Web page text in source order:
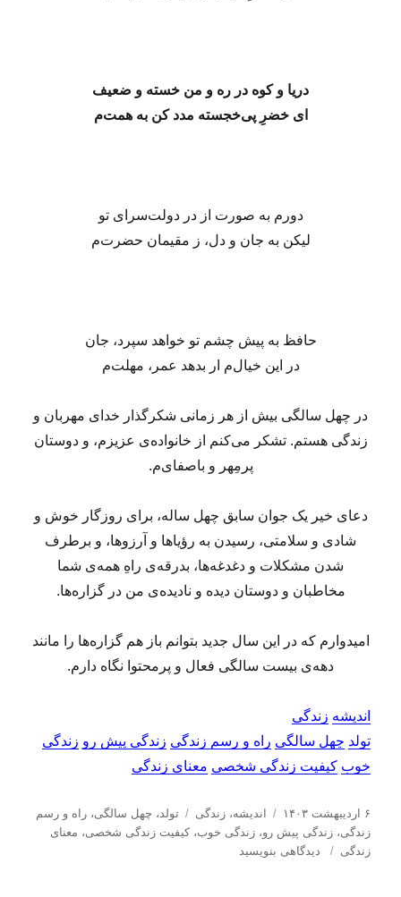
دریا و کوه در ره و من خسته و ضعیف
ای خضرِ پی‌خجسته مدد کن به همت‌م
دورم به صورت از در دولت‌سرای تو
لیکن به جان و دل، ز مقیمان حضرت‌م
حافظ به پیش چشم تو خواهد سپرد، جان
در این خیال‌م ار بدهد عمر، مهلت‌م
در چهل سالگی بیش از هر زمانی شکرگذار خدای مهربان و
زندگی هستم. تشکر می‌کنم از خانواده‌ی عزیزم، و دوستان
پرمِهر و باصفای‌م.
دعای خیر یک جوان سابق چهل ساله، برای روزگار خوش و
شادی و سلامتی، رسیدن به رؤیاها و آرزوها، و برطرف
شدن مشکلات و دغدغه‌ها، بدرقه‌ی راهِ‌ همه‌ی شما
مخاطبان و دوستان دیده و نادیده‌ی من در گزاره‌ها.
امیدوارم که در این سال جدید بتوانم باز هم گزاره‌ها را مانند
دهه‌ی بیست سالگی فعال و پرمحتوا نگاه دارم.
اندیشه زندگی
تولد چهل سالگی راه و رسم زندگی زندگی پیش رو زندگی
خوب کیفیت زندگی شخصی معنای زندگی
ا
ر
س
۶ اردیبهشت ۱۴۰۳
د
س
ت
اندیشه،زندگی
ب
ر
تولد، چهل سالگی،راه و رسم
زندگی،زندگی پیش رو،زندگی خوب،کیفیت زندگی شخصی، معنای
زندگی
دیدگاهی بنویسید